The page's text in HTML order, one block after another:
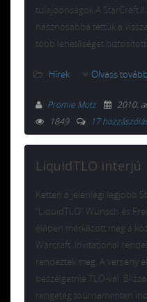
tulajdonságok A StarCraft
hasznosabbá tettük a
több lehetőséget
Hírek Olvass tovább
Promie Motz 2010.
1849
17
LiquidTLO interjú
Ketten a jelenlegi legjobb
“LiquidTLO” Wünsch és
élőben mérkőzött meg a
Warcraft Invitational
rendeztek meg. A verseny
beszélgetnie TLO-val.
rengeteg tournamenten